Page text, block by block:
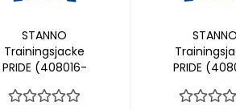
STANNO
Trainingsjacke
PRIDE (408016-
STANNO
PRIDE